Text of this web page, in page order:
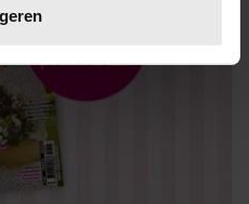
in het
en advertenties te
social media te bieden
analyseren. Ook delen we
onze site met onze